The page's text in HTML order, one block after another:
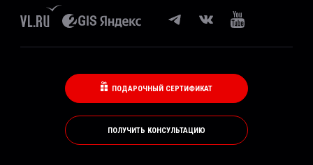
ПОДАРОЧНЫЙ СЕРТИФИКАТ
ПОЛУЧИТЬ КОНСУЛЬТАЦИЮ